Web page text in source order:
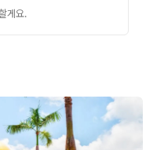
게요.